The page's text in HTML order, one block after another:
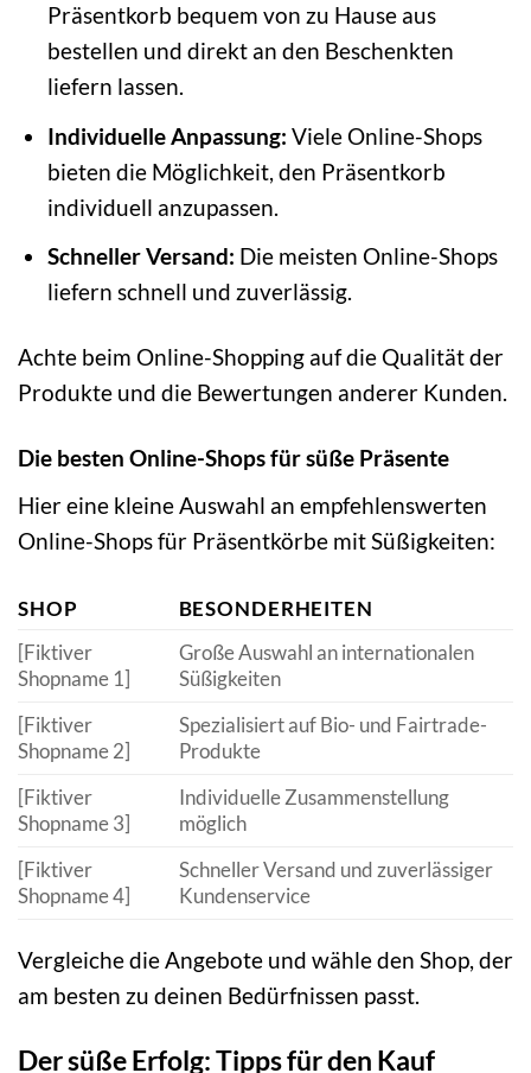
Präsentkorb bequem von zu Hause aus
bestellen und direkt an den Beschenkten
liefern lassen.
Individuelle Anpassung: Viele Online-Shops
bieten die Möglichkeit, den Präsentkorb
individuell anzupassen.
Schneller Versand: Die meisten Online-Shops
liefern schnell und zuverlässig.
Achte beim Online-Shopping auf die Qualität der
Produkte und die Bewertungen anderer Kunden.
Die besten Online-Shops für süße Präsente
Hier eine kleine Auswahl an empfehlenswerten
Online-Shops für Präsentkörbe mit Süßigkeiten:
SHOP
BESONDERHEITEN
[Fiktiver
Shopname 1]
Große Auswahl an internationalen
Süßigkeiten
[Fiktiver
Shopname 2]
Spezialisiert auf Bio- und Fairtrade-
Produkte
[Fiktiver
Shopname 3]
Individuelle Zusammenstellung
möglich
[Fiktiver
Shopname 4]
Schneller Versand und zuverlässiger
Kundenservice
Vergleiche die Angebote und wähle den Shop, der
am besten zu deinen Bedürfnissen passt.
Der süße Erfolg: Tipps für den Kauf